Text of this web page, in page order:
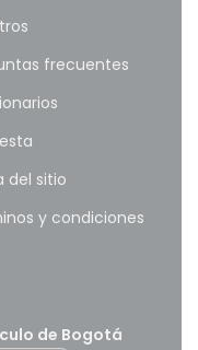
frecuentes
del sitio
y condiciones
de Bogotá